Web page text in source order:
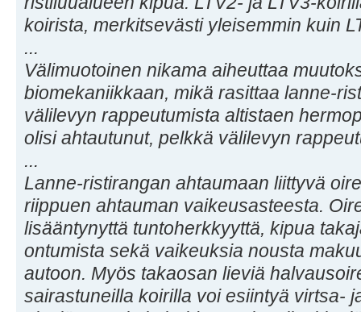
koirista, merkitsevästi yleisemmin kuin
...
Välimuotoinen nikama aiheuttaa
biomekaniikkaan, mikä rasittaa lanne-
välilevyn rappeutumista altistaen
olisi ahtautunut, pelkkä välilevyn
...
Lanne-ristirangan ahtaumaan liittyvä
riippuen ahtauman vaikeusasteesta.
lisääntynyttä tuntoherkkyyttä, kipua
ontumista sekä vaikeuksia nousta
autoon. Myös takaosan lieviä
sairastuneilla koirilla voi esiintyä virtsa-